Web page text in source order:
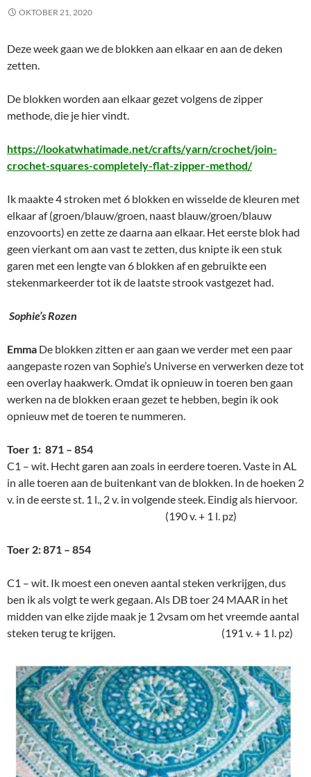
OKTOBER 21, 2020
Deze week gaan we de blokken aan elkaar en aan de deken
zetten.
De blokken worden aan elkaar gezet volgens de zipper
methode, die je hier vindt.
https://lookatwhatimade.net/crafts/yarn/crochet/join-
crochet-squares-completely-flat-zipper-method/
Ik maakte 4 stroken met 6 blokken en wisselde de kleuren met
elkaar af (groen/blauw/groen, naast blauw/groen/blauw
enzovoorts) en zette ze daarna aan elkaar. Het eerste blok had
geen vierkant om aan vast te zetten, dus knipte ik een stuk
garen met een lengte van 6 blokken af en gebruikte een
stekenmarkeerder tot ik de laatste strook vastgezet had.
Sophie’s Rozen
Emma De blokken zitten er aan gaan we verder met een paar
aangepaste rozen van Sophie’s Universe en verwerken deze tot
een overlay haakwerk. Omdat ik opnieuw in toeren ben gaan
werken na de blokken eraan gezet te hebben, begin ik ook
opnieuw met de toeren te nummeren.
Toer 1: 871 – 854
C1 – wit. Hecht garen aan zoals in eerdere toeren. Vaste in AL
in alle toeren aan de buitenkant van de blokken. In de hoeken 2
v. in de eerste st. 1 l., 2 v. in volgende steek. Eindig als hiervoor.
(190 v. + 1 l. pz)
Toer 2: 871 – 854
C1 – wit. Ik moest een oneven aantal steken verkrijgen, dus
ben ik als volgt te werk gegaan. Als DB toer 24 MAAR in het
midden van elke zijde maak je 1 2vsam om het vreemde aantal
steken terug te krijgen. (191 v. + 1 l. pz)